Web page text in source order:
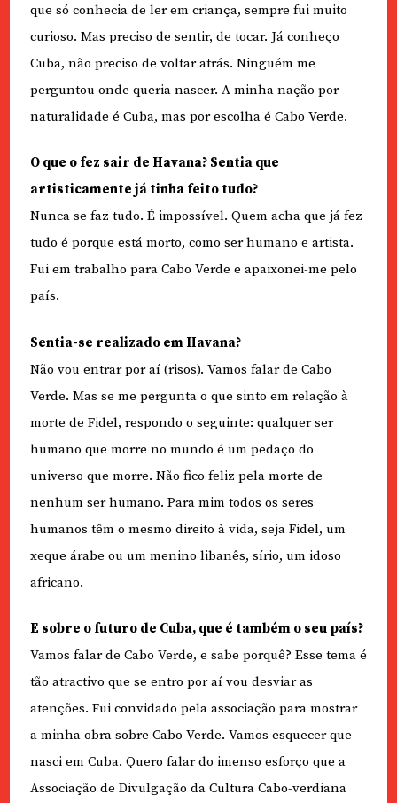
que só conhecia de ler em criança, sempre fui muito
curioso. Mas preciso de sentir, de tocar. Já conheço
Cuba, não preciso de voltar atrás. Ninguém me
perguntou onde queria nascer. A minha nação por
naturalidade é Cuba, mas por escolha é Cabo Verde.
O que o fez sair de Havana? Sentia que
artisticamente já tinha feito tudo?
Nunca se faz tudo. É impossível. Quem acha que já fez
tudo é porque está morto, como ser humano e artista.
Fui em trabalho para Cabo Verde e apaixonei-me pelo
país.
Sentia-se realizado em Havana?
Não vou entrar por aí (risos). Vamos falar de Cabo
Verde. Mas se me pergunta o que sinto em relação à
morte de Fidel, respondo o seguinte: qualquer ser
humano que morre no mundo é um pedaço do
universo que morre. Não fico feliz pela morte de
nenhum ser humano. Para mim todos os seres
humanos têm o mesmo direito à vida, seja Fidel, um
xeque árabe ou um menino libanês, sírio, um idoso
africano.
E sobre o futuro de Cuba, que é também o seu país?
Vamos falar de Cabo Verde, e sabe porquê? Esse tema é
tão atractivo que se entro por aí vou desviar as
atenções. Fui convidado pela associação para mostrar
a minha obra sobre Cabo Verde. Vamos esquecer que
nasci em Cuba. Quero falar do imenso esforço que a
Associação de Divulgação da Cultura Cabo-verdiana